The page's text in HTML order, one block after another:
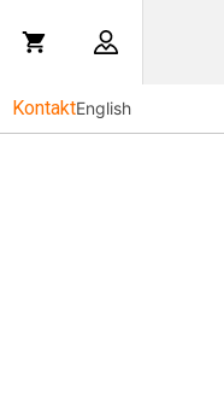
KontaktEnglish